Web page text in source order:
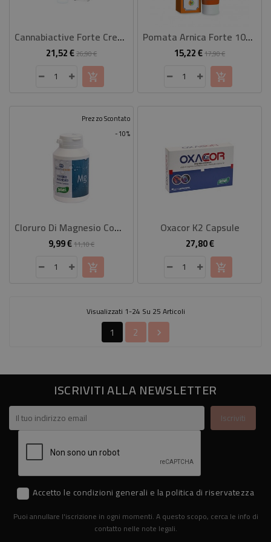
Cannabiactive Forte Crema
21,52 €Prezzo
base
26,90 €Prezzo
Pomata Arnica Forte 100 Ml
15,22 €Prezzo
base
17,90 €Prezzo
-10%
Prezzo Scontato
Cloruro Di Magnesio Compresse
9,99 €Prezzo
base
11,10 €Prezzo
Oxacor K2 Capsule
27,80 €Prezzo
Visualizzati 1-24 Su 25 Articoli
1 2 
ISCRIVITI ALLA NEWSLETTER
Accetto le condizioni generali e la politica di riservatezza
Puoi annullare l'iscrizione in ogni momenti. A questo scopo, cerca le info di
contatto nelle note legali.